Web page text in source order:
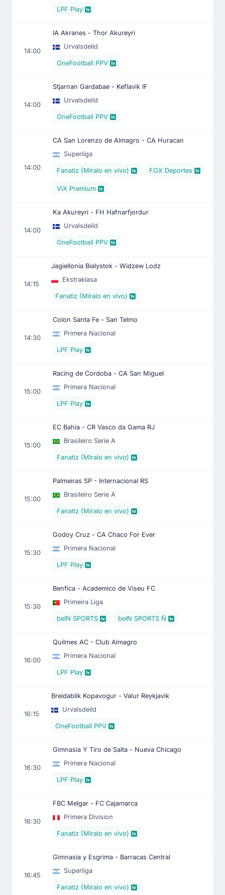
LPF Play
14:00
IA Akranes - Thor Akureyri
Urvalsdeild
OneFootball PPV
14:00
Stjarnan Gardabae - Keflavik IF
Urvalsdeild
OneFootball PPV
14:00
CA San Lorenzo de Almagro - CA Huracan
Superliga
Fanatiz (Míralo en vivo) FOX Deportes
ViX Premium
14:00
Ka Akureyri - FH Hafnarfjordur
Urvalsdeild
OneFootball PPV
14:15
Jagiellonia Bialystok - Widzew Lodz
Ekstraklasa
Fanatiz (Míralo en vivo)
14:30
Colon Santa Fe - San Telmo
Primera Nacional
LPF Play
15:00
Racing de Cordoba - CA San Miguel
Primera Nacional
LPF Play
15:00
EC Bahia - CR Vasco da Gama RJ
Brasileiro Serie A
Fanatiz (Míralo en vivo)
15:00
Palmeiras SP - Internacional RS
Brasileiro Serie A
Fanatiz (Míralo en vivo)
15:30
Godoy Cruz - CA Chaco For Ever
Primera Nacional
LPF Play
15:30
Benfica - Academico de Viseu FC
Primeira Liga
beIN SPORTS beIN SPORTS Ñ
16:00
Quilmes AC - Club Almagro
Primera Nacional
LPF Play
16:15
Breidablik Kopavogur - Valur Reykjavik
Urvalsdeild
OneFootball PPV
16:30
Gimnasia Y Tiro de Salta - Nueva Chicago
Primera Nacional
LPF Play
16:30
FBC Melgar - FC Cajamarca
Primera Division
Fanatiz (Míralo en vivo)
16:45
Gimnasia y Esgrima - Barracas Central
Superliga
Fanatiz (Míralo en vivo)